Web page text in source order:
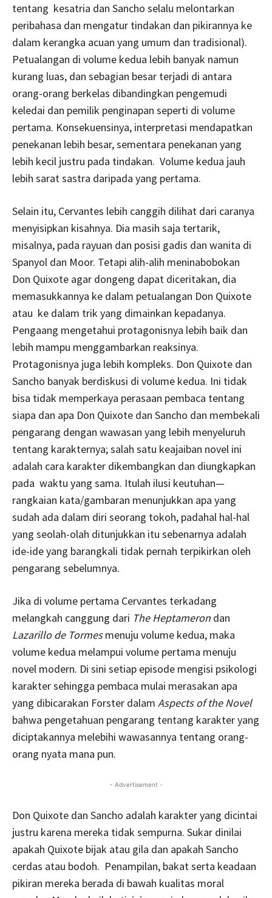
tentang kesatria dan Sancho selalu melontarkan
peribahasa dan mengatur tindakan dan pikirannya ke
dalam kerangka acuan yang umum dan tradisional).
Petualangan di volume kedua lebih banyak namun
kurang luas, dan sebagian besar terjadi di antara
orang-orang berkelas dibandingkan pengemudi
keledai dan pemilik penginapan seperti di volume
pertama. Konsekuensinya, interpretasi mendapatkan
penekanan lebih besar, sementara penekanan yang
lebih kecil justru pada tindakan. Volume kedua jauh
lebih sarat sastra daripada yang pertama.
Selain itu, Cervantes lebih canggih dilihat dari caranya
menyisipkan kisahnya. Dia masih saja tertarik,
misalnya, pada rayuan dan posisi gadis dan wanita di
Spanyol dan Moor. Tetapi alih-alih meninabobokan
Don Quixote agar dongeng dapat diceritakan, dia
memasukkannya ke dalam petualangan Don Quixote
atau ke dalam trik yang dimainkan kepadanya.
Pengaang mengetahui protagonisnya lebih baik dan
lebih mampu menggambarkan reaksinya.
Protagonisnya juga lebih kompleks. Don Quixote dan
Sancho banyak berdiskusi di volume kedua. Ini tidak
bisa tidak memperkaya perasaan pembaca tentang
siapa dan apa Don Quixote dan Sancho dan membekali
pengarang dengan wawasan yang lebih menyeluruh
tentang karakternya; salah satu keajaiban novel ini
adalah cara karakter dikembangkan dan diungkapkan
pada waktu yang sama. Itulah ilusi keutuhan—
rangkaian kata/gambaran menunjukkan apa yang
sudah ada dalam diri seorang tokoh, padahal hal-hal
yang seolah-olah ditunjukkan itu sebenarnya adalah
ide-ide yang barangkali tidak pernah terpikirkan oleh
pengarang sebelumnya.
Jika di volume pertama Cervantes terkadang
melangkah canggung dari The Heptameron dan
Lazarillo de Tormesmenuju volume kedua, maka
volume kedua melampui volume pertama menuju
novel modern. Di sini setiap episode mengisi psikologi
karakter sehingga pembaca mulai merasakan apa
yang dibicarakan Forster dalam Aspects of the Novel
bahwa pengetahuan pengarang tentang karakter yang
diciptakannya melebihi wawasannya tentang orang-
orang nyata mana pun.
- Advertisement -
Don Quixote dan Sancho adalah karakter yang dicintai
justru karena mereka tidak sempurna. Sukar dinilai
apakah Quixote bijak atau gila dan apakah Sancho
cerdas atau bodoh. Penampilan, bakat serta keadaan
pikiran mereka berada di bawah kualitas moral